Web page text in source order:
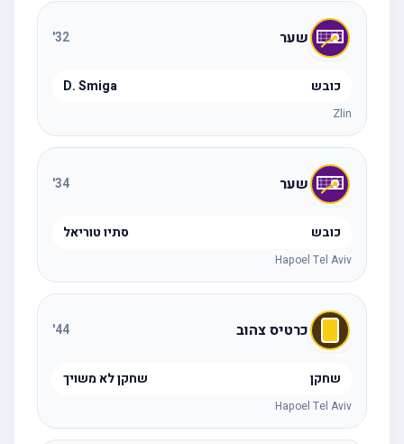
שער 32
'
כובש D. Smiga
Zlin
שער 34
'
כובש סתיו טוריאל
Hapoel Tel Aviv
כרטיס צהוב 44
'
שחקן שחקן לא משויך
Hapoel Tel Aviv